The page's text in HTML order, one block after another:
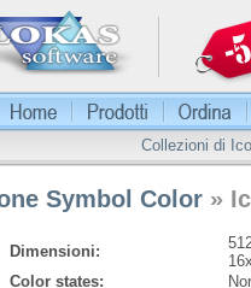
Collezioni di
Symbol Color »
Dimensioni:
Color states: